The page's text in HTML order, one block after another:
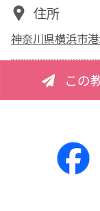
住所
神奈川県横浜市
この